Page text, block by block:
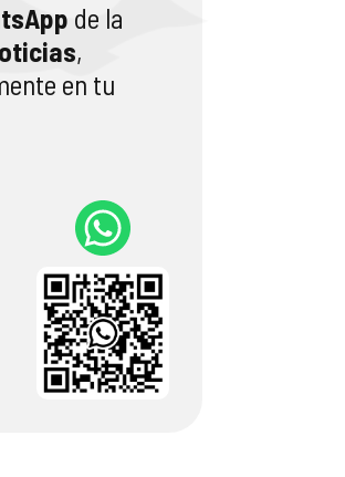
de la
,
en tu